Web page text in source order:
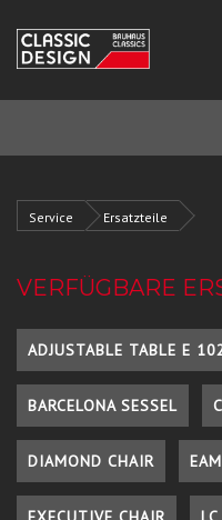
Service Ersatzteile
VERFÜGBARE
ADJUSTABLE TABLE E
BARCELONA SESSEL
DIAMOND CHAIR